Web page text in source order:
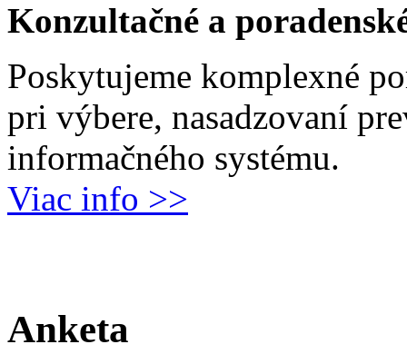
Konzultačné a
Poskytujeme komplexné
pri výbere, nasadzovaní
informačného systému.
Viac info >>
Anketa